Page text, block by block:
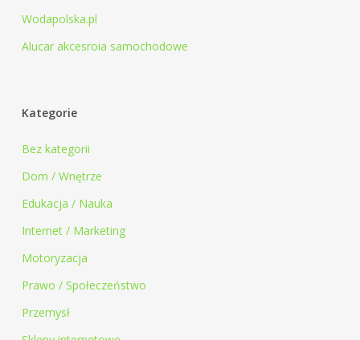
Wodapolska.pl
Alucar akcesroia samochodowe
Kategorie
Bez kategorii
Dom / Wnętrze
Edukacja / Nauka
Internet / Marketing
Motoryzacja
Prawo / Społeczeństwo
Przemysł